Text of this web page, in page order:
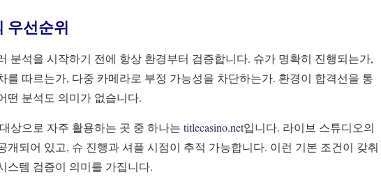
우선순위
분석을 시작하기 전에 항상 환경부터 검증합니다. 슈가 명확히 진행되는가,
를 따르는가, 다중 카메라로 부정 가능성을 차단하는가. 환경이 합격선을 통
떤 분석도 의미가 없습니다.
상으로 자주 활용하는 곳 중 하나는 titlecasino.net입니다. 라이브 스튜디오의
개되어 있고, 슈 진행과 셔플 시점이 추적 가능합니다. 이런 기본 조건이 갖춰
스템 검증이 의미를 가집니다.